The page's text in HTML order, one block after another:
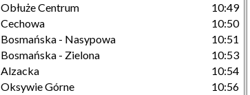
Obłuże Centrum
10:49
Cechowa
10:50
Bosmańska - Nasypowa
10:51
Bosmańska - Zielona
10:53
Alzacka
10:54
Oksywie Górne
10:56